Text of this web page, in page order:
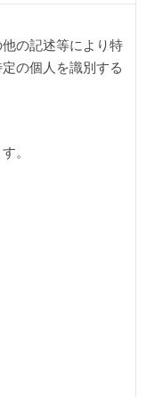
の記述等により特
の個人を識別する
。